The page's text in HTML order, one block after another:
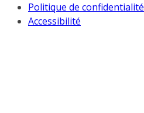
Politique de confidentialité
Accessibilité